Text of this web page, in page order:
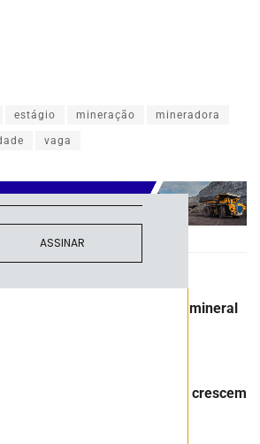
estágio mineração mineradora
vaga
de R$ 1 bilhão, pesquisa mineral
Nordeste em infraestrutura crescem
atualizado com as últimas
inovações do setor mineral
ASSINAR